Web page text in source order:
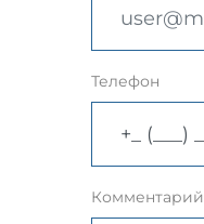
Телефон
Комментарий